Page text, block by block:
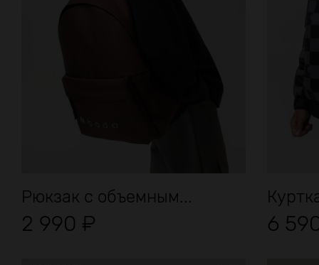
Рюкзак с объемным...
2 990 ₽ 6